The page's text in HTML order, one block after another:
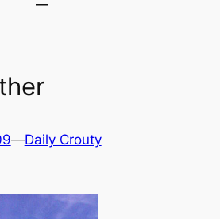
—Daily Crouty